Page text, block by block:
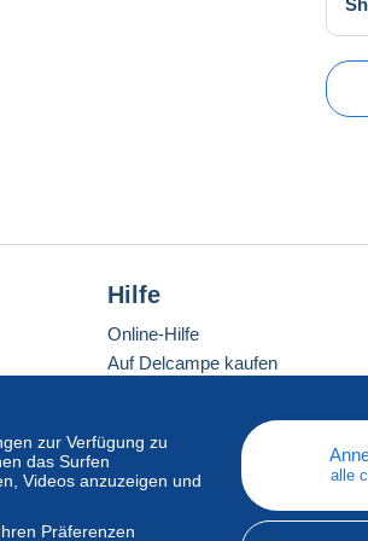
zur Verfügung zu
das Surfen
Videos anzuzeigen und
Präferenzen
alle
Hilfe
Online-Hilfe
Auf Delcampe kaufen
Eine sichere Website